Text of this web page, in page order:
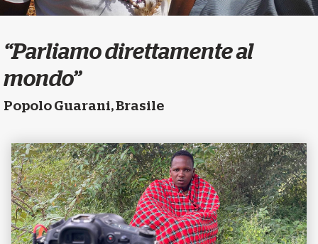
“Parliamo direttamente al
mondo”
Popolo Guarani, Brasile